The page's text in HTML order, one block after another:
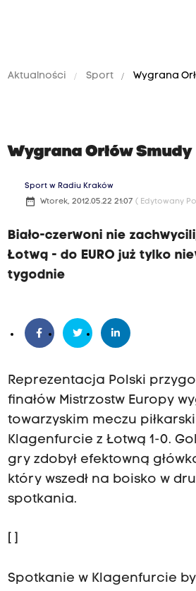
Aktualności Sport Wygrana
Wygrana Orłów Smudy
Sport w Radiu Kraków
date_range Wtorek, 2012.05.22 21:07 ( Edytowany
Biało-czerwoni nie
Łotwą - do EURO już tylko
tygodnie
Reprezentacja Polski
finałów Mistrzostw Europy
towarzyskim meczu
Klagenfurcie z Łotwą 1-0.
gry zdobył efektowną
który wszedł na boisko w
spotkania.
[ ]
Spotkanie w Klagenfurcie